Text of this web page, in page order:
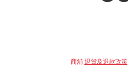
商舖 退貨及退款政策